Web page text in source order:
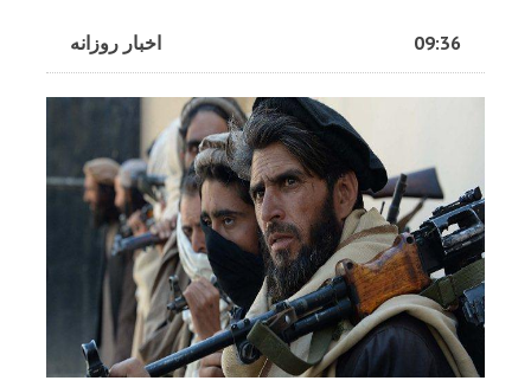
اخبار روزانه 09:36